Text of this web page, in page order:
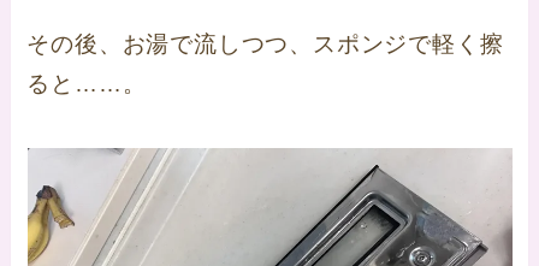
その後、お湯で流しつつ、スポンジで軽く擦
ると……。